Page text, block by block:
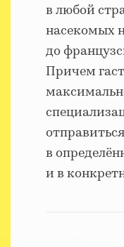
в любой
насекомых
до
Причем
в
и в